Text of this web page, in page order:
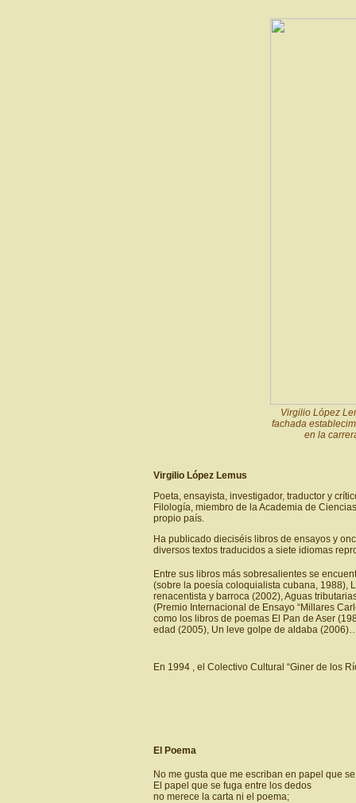
Virgilio López
fachada
en la
Virgilio López Lemus
Poeta, ensayista, investigador, traductor y
Filología, miembro de la Academia de
propio país.
Ha publicado dieciséis libros de ensayos y
diversos textos traducidos a siete idiomas
Entre sus libros más sobresalientes se
(sobre la poesía coloquialista cubana, 1988),
renacentista y barroca (2002), Aguas
(Premio Internacional de Ensayo “Millares
como los libros de poemas El Pan de Aser
edad (2005), Un leve golpe de aldaba
En 1994 , el Colectivo Cultural “Giner de los
El Poema
No me gusta que me escriban en papel que
El papel que se fuga entre los dedos
no merece la carta ni el poema;